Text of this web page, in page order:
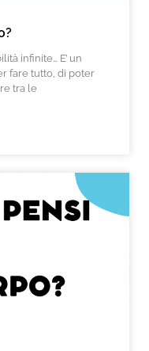
infinite… E’ un
fare tutto, di poter
tra le